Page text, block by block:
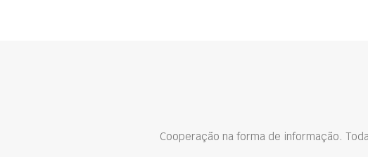
Cooperação na forma de informação.